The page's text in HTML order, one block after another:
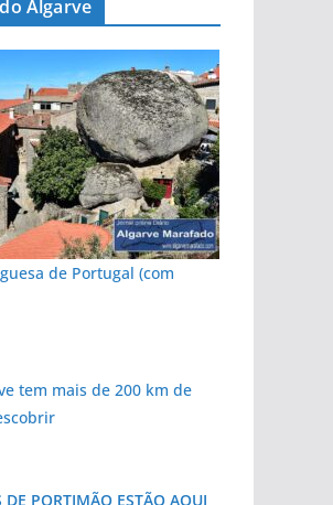
Algarve
de Portugal (com
tem mais de 200 km de
DE PORTIMÃO ESTÃO AQUI